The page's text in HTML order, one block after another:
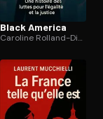
Black America
Caroline Rolland-Diamond